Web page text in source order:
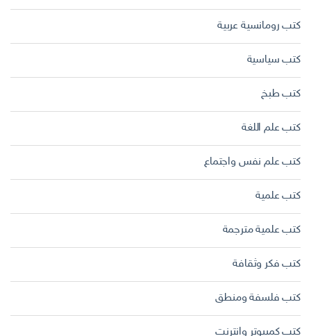
كتب رومانسية عربية
كتب سياسية
كتب طبخ
كتب علم اللغة
كتب علم نفس واجتماع
كتب علمية
كتب علمية مترجمة
كتب فكر وثقافة
كتب فلسفة ومنطق
كتب كمبيوتر وانترنت